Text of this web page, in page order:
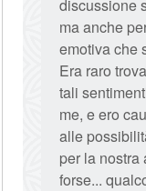
discussione
ma anche
emotiva che
Era raro
tali
me, e ero
alle
per la nostra
forse...